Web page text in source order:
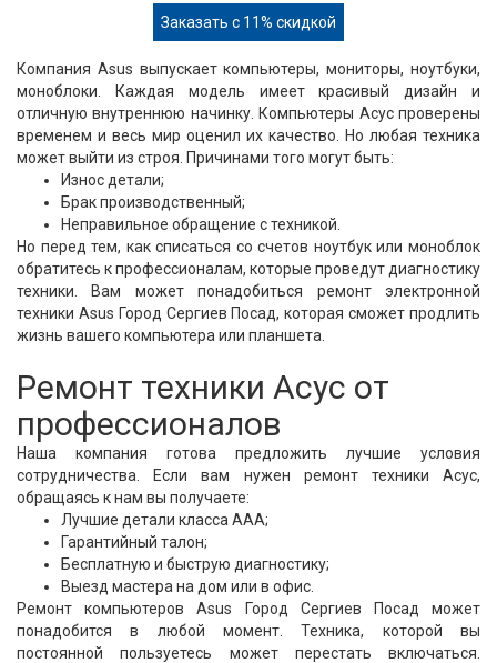
Заказать с 11% скидкой
Компания Asus выпускает компьютеры, мониторы, ноутбуки,
моноблоки. Каждая модель имеет красивый дизайн и
отличную внутреннюю начинку. Компьютеры Асус проверены
временем и весь мир оценил их качество. Но любая техника
может выйти из строя. Причинами того могут быть:
Износ детали;
Брак производственный;
Неправильное обращение с техникой.
Но перед тем, как списаться со счетов ноутбук или моноблок
обратитесь к профессионалам, которые проведут диагностику
техники. Вам может понадобиться ремонт электронной
техники Asus Город Сергиев Посад, которая сможет продлить
жизнь вашего компьютера или планшета.
Ремонт техники Асус от
профессионалов
Наша компания готова предложить лучшие условия
сотрудничества. Если вам нужен ремонт техники Асус,
обращаясь к нам вы получаете:
Лучшие детали класса ААА;
Гарантийный талон;
Бесплатную и быструю диагностику;
Выезд мастера на дом или в офис.
Ремонт компьютеров Asus Город Сергиев Посад может
понадобится в любой момент. Техника, которой вы
постоянной пользуетесь может перестать включаться.